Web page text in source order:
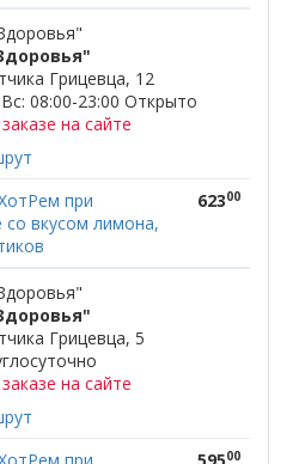
Грицевца, 12
08:00-23:00 Открыто
на сайте
при
со вкусом лимона,
62300
Грицевца, 5
на сайте
00